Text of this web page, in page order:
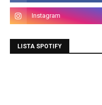
LISTA SPOTIFY